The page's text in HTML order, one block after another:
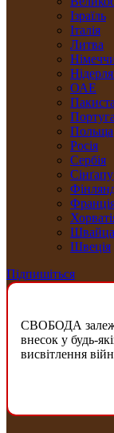
Ізраїль
Італія
Литва
ОАЕ
Польща
Росія
Сербія
Швеція
Підпишіться
СВОБОДА
внесок у будь-
висвітлення